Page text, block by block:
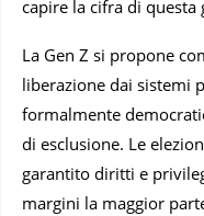
capire la cifra di questa
La Gen Z si propone
liberazione dai sistemi
formalmente
di esclusione. Le
garantito diritti e
margini la maggior